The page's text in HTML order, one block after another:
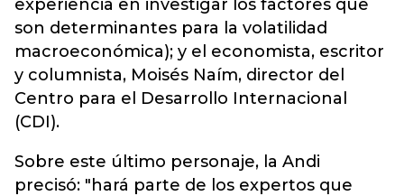
experiencia en investigar los factores que
son determinantes para la volatilidad
macroeconómica); y el economista, escritor
y columnista, Moisés Naím, director del
Centro para el Desarrollo Internacional
(CDI).
Sobre este último personaje, la Andi
precisó: "hará parte de los expertos que